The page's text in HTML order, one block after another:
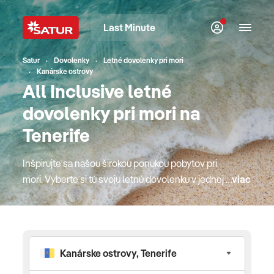
Last Minute
Satur Dovolenky
Letné dovolenky pri mori
Kanárske ostrovy
All Inclusive letné
dovolenky pri mori na
Tenerife
Inšpirujte sa našou širokou ponukou pobytov pri
mori. Vyberte si tú svoju letnú dovolenku v jednej z
top európskych destinácií. Bude to Cyprus alebo
krásny podmorský svet Červeného mora v Egypte
viac